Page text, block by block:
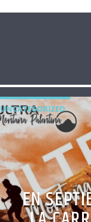
UNCATEGORIZED
EN